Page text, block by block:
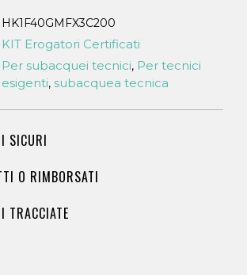
HK1F40GMFX3C200
KIT Erogatori Certificati
Per subacquei tecnici, Per tecnici
esigenti, subacquea tecnica
SICURI
O RIMBORSATI
TRACCIATE